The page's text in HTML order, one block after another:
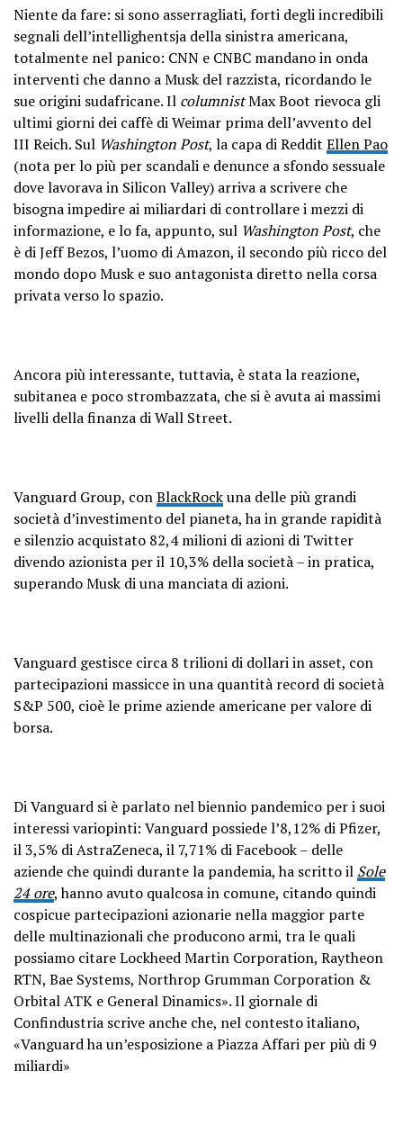
Niente da fare: si sono asserragliati, forti degli incredibili
segnali dell’intellighentsja della sinistra americana,
totalmente nel panico: CNN e CNBC mandano in onda
interventi che danno a Musk del razzista, ricordando le
sue origini sudafricane. Il columnistMax Boot rievoca gli
ultimi giorni dei caffè di Weimar prima dell’avvento del
III Reich. Sul Washington Post, la capa di Reddit Ellen Pao
(nota per lo più per scandali e denunce a sfondo sessuale
dove lavorava in Silicon Valley) arriva a scrivere che
bisogna impedire ai miliardari di controllare i mezzi di
informazione, e lo fa, appunto, sul Washington Post, che
è di Jeff Bezos, l’uomo di Amazon, il secondo più ricco del
mondo dopo Musk e suo antagonista diretto nella corsa
privata verso lo spazio.
Ancora più interessante, tuttavia, è stata la reazione,
subitanea e poco strombazzata, che si è avuta ai massimi
livelli della finanza di Wall Street.
Vanguard Group, conBlackRockuna delle più grandi
società d’investimento del pianeta, ha in grande rapidità
e silenzio acquistato 82,4 milioni di azioni di Twitter
divendo azionista per il 10,3% della società – in pratica,
superando Musk di una manciata di azioni.
Vanguard gestisce circa 8 trilioni di dollari in asset, con
partecipazioni massicce in una quantità record di società
S&P 500, cioè le prime aziende americane per valore di
borsa.
Di Vanguard si è parlato nel biennio pandemico per i suoi
interessi variopinti: Vanguard possiede l’8,12% di Pfizer,
il 3,5% di AstraZeneca, il 7,71% di Facebook – delle
aziende che quindi durante la pandemia, ha scritto il Sole
24 ore, hanno avuto qualcosa in comune, citando quindi
cospicue partecipazioni azionarie nella maggior parte
delle multinazionali che producono armi, tra le quali
possiamo citare Lockheed Martin Corporation, Raytheon
RTN, Bae Systems, Northrop Grumman Corporation &
Orbital ATK e General Dinamics». Il giornale di
Confindustria scrive anche che, nel contesto italiano,
«Vanguard ha un’esposizione a Piazza Affari per più di 9
miliardi»